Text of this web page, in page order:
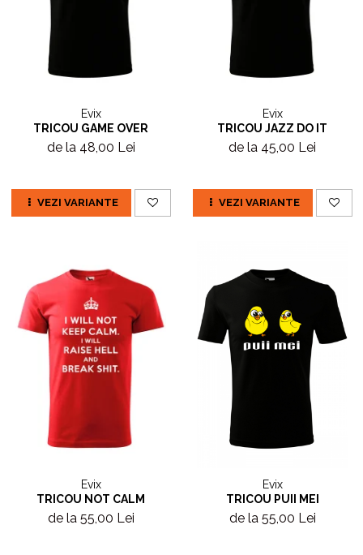
Evix
TRICOU GAME OVER
de la 48,00 Lei
VEZI VARIANTE
Evix
TRICOU JAZZ DO IT
de la 45,00 Lei
VEZI VARIANTE
Evix
TRICOU NOT CALM
de la 55,00 Lei
Evix
TRICOU PUII MEI
de la 55,00 Lei